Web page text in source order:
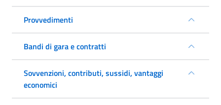
Provvedimenti
Bandi di gara e contratti
Sovvenzioni, contributi, sussidi, vantaggi
economici